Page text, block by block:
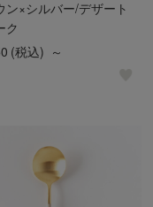
ン×シルバー/デザート
ク
(税込) ～